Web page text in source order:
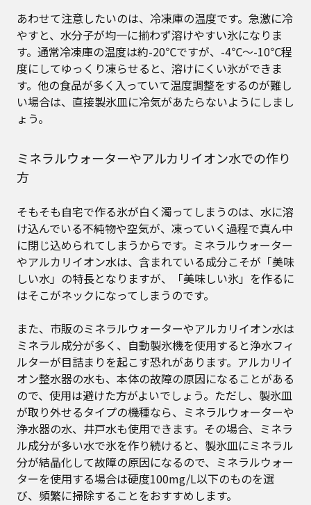
あわせて注意したいのは、冷凍庫の温度です。急激に冷
やすと、水分子が均一に揃わず溶けやすい氷になりま
す。通常冷凍庫の温度は約-20℃ですが、-4℃～-10℃程
度にしてゆっくり凍らせると、溶けにくい氷ができま
す。他の食品が多く入っていて温度調整をするのが難し
い場合は、直接製氷皿に冷気があたらないようにしまし
ょう。
ミネラルウォーターやアルカリイオン水での作り
方
そもそも自宅で作る氷が白く濁ってしまうのは、水に溶
け込んでいる不純物や空気が、凍っていく過程で真ん中
に閉じ込められてしまうからです。ミネラルウォーター
やアルカリイオン水は、含まれている成分こそが「美味
しい水」の特長となりますが、「美味しい氷」を作るに
はそこがネックになってしまうのです。
また、市販のミネラルウォーターやアルカリイオン水は
ミネラル成分が多く、自動製氷機を使用すると浄水フィ
ルターが目詰まりを起こす恐れがあります。アルカリイ
オン整水器の水も、本体の故障の原因になることがある
ので、使用は避けた方がよいでしょう。ただし、製氷皿
が取り外せるタイプの機種なら、ミネラルウォーターや
浄水器の水、井戸水も使用できます。その場合、ミネラ
ル成分が多い水で氷を作り続けると、製氷皿にミネラル
分が結晶化して故障の原因になるので、ミネラルウォー
ターを使用する場合は硬度100mg/L以下のものを選
び、頻繁に掃除することをおすすめします。